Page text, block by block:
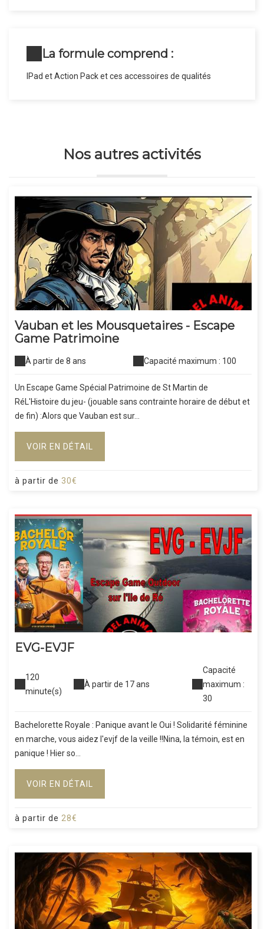
La formule comprend :
IPad et Action Pack et ces accessoires de qualités
Nos autres activités
Vauban et les Mousquetaires - Escape
Game Patrimoine
À partir de 8 ans Capacité maximum : 100
Un Escape Game Spécial Patrimoine de St Martin de
RéL'Histoire du jeu- (jouable sans contrainte horaire de début et
de fin) :Alors que Vauban est sur...
VOIR EN DÉTAIL
à partir de 30€
EVG-EVJF
120
minute(s)
À partir de 17 ans
Capacité
maximum :
30
Bachelorette Royale : Panique avant le Oui ! Solidarité féminine
en marche, vous aidez l'evjf de la veille !!Nina, la témoin, est en
panique ! Hier so...
VOIR EN DÉTAIL
à partir de 28€